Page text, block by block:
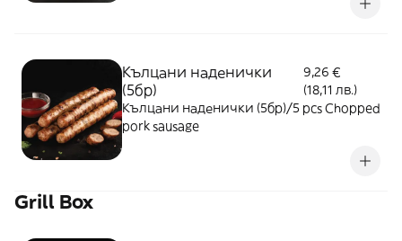
Кълцани наденички
(5бр)
9,26 €
(18,11 лв.)
Кълцани наденички (5бр)/5 pcs Chopped
pork sausage
Grill Box